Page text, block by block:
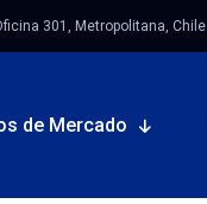
301, Metropolitana, Chile
de Mercado